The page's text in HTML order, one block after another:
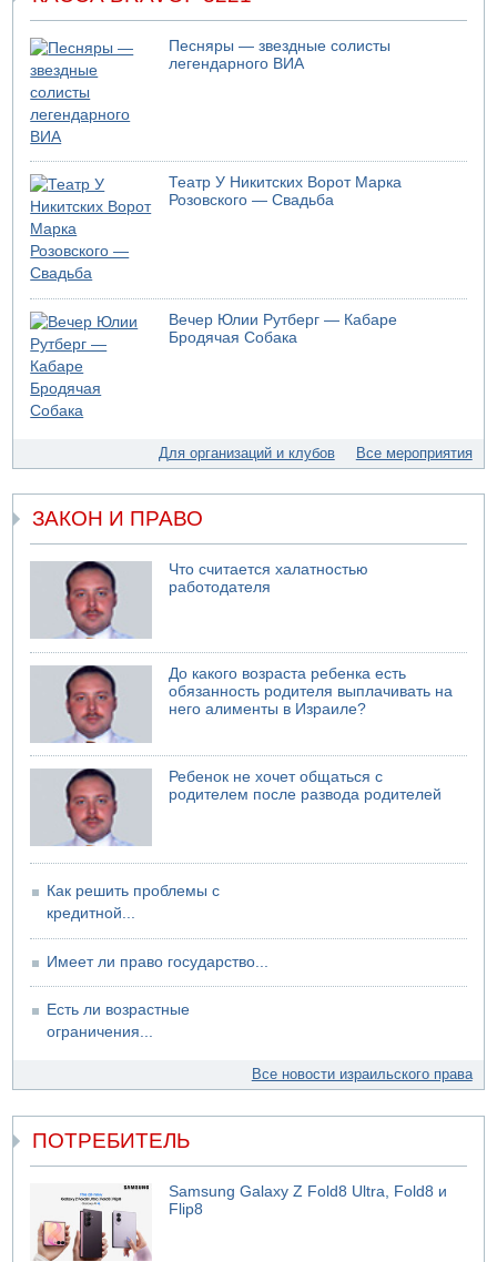
Еще один меморандум для Ирана
04.08.2026 20:31
Минздрав и Министерство экологии сообщили о
необычно высоком уровне загрязнения воды в девяти
реках и ручьях на севере страны
04.08.2026 19:20
Шоссе 6 и участок шоссе 1 в восточном направлении в
районе Бейт-Шемеша вновь открыты для движения
04.08.2026 18:17
75-летний мужчина получил тяжелые ножевые ранения
в результате нападения на улице Левински в Тель-
04.08.2026 13:48
Американцы за пять месяцев израсходовали почти все
запасы ракет
04.08.2026 13:12
Ракетная атака на судно вблизи Омана
04.08.2026 12:29
Малыш обварился супом в Бней-Браке
Троих подростков унесло течением на Кинерете
Атака на склады в Подмосковье и Ленинградской
области
04.08.2026 06:53
Суд "Ликуда" отменил решение конференции партии
04.08.2026 06:10
Пожар в квартире в Ашдоде
Песняры — звездные солисты
легендарного ВИА
Театр У Никитских Ворот Марка
Розовского — Свадьба
Вечер Юлии Рутберг — Кабаре
Бродячая Собака
Для организаций и клубов Все мероприятия
ЗАКОН И ПРАВО
Что считается халатностью
работодателя
До какого возраста ребенка есть
обязанность родителя выплачивать на
него алименты в Израиле?
Ребенок не хочет общаться с
родителем после развода родителей
Как решить проблемы с
кредитной...
Имеет ли право государство...
Есть ли возрастные
ограничения...
Все новости израильского права
ПОТРЕБИТЕЛЬ
Samsung Galaxy Z Fold8 Ultra, Fold8 и
Flip8